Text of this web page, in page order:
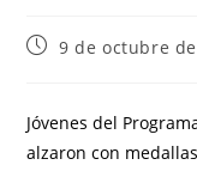
9 de octubre
Jóvenes del
alzaron con